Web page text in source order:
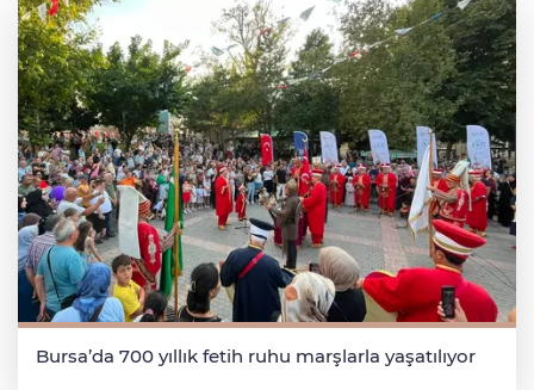
Bursa’da 700 yıllık fetih ruhu marşlarla yaşatılıyor